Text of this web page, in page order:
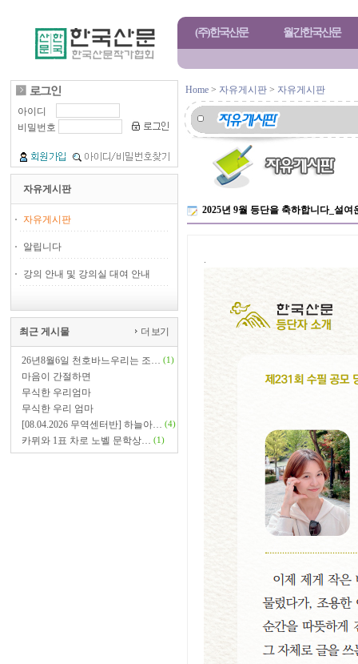
(주)한국산문 월간한국산문
아이디
비밀번호
자유게시판
자유게시판
알립니다
강의 안내 및 강의실 대여 안내
최근 게시물 더 보기
26년8월6일 천호바느우리는 조… (1)
마음이 간절하면
무식한 우리엄마
무식한 우리 엄마
[08.04.2026 무역센터반] 하늘아… (4)
카뮈와 1표 차로 노벨 문학상… (1)
Home > 자유게시판 > 자유게시판
2025년 9월 등단을 축하합니다_설
.